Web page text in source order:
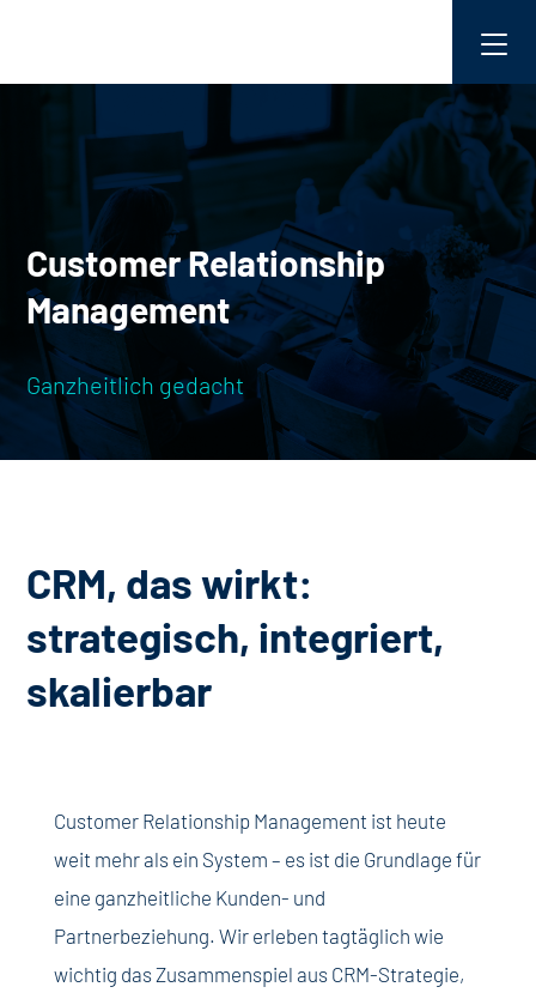
Customer Relationship
Management
Ganzheitlich gedacht
CRM, das wirkt:
strategisch, integriert,
skalierbar
Customer Relationship Management ist heute
weit mehr als ein System – es ist die Grundlage für
eine ganzheitliche Kunden- und
Partnerbeziehung. Wir erleben tagtäglich wie
wichtig das Zusammenspiel aus CRM-Strategie,